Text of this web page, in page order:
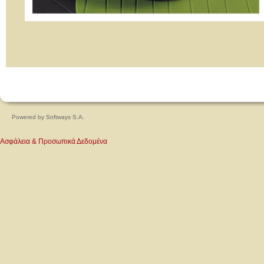
Powered by Softways S.A.
Ασφάλεια & Προσωπικά Δεδομένα